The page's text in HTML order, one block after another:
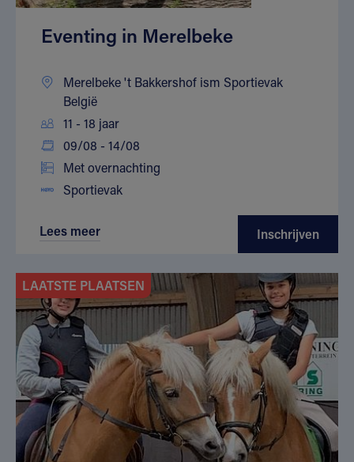
Eventing in Merelbeke
Merelbeke 't Bakkershof ism Sportievak
België
11 - 18 jaar
09/08 - 14/08
Met overnachting
Sportievak
Lees meer Inschrijven
LAATSTE PLAATSEN